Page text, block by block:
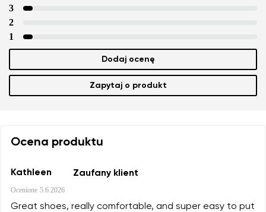
3
2
1
Dodaj ocenę
Zapytaj o produkt
Ocena produktu
Kathleen Zaufany klient
Ocenione 5.6.2026
Great shoes, really comfortable, and super easy to put